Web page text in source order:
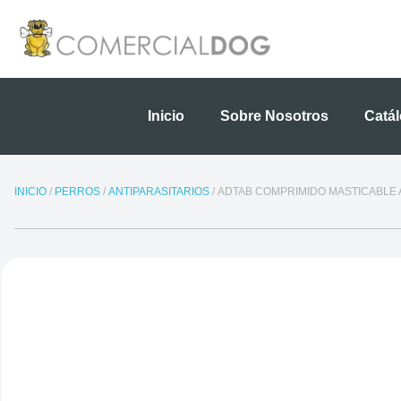
contenido
Inicio Sobre Nosotros
INICIO / PERROS / ANTIPARASITARIOS / ADTAB COMPRIMIDO